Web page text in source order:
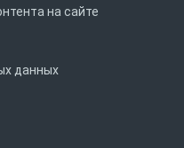
на сайте
данных